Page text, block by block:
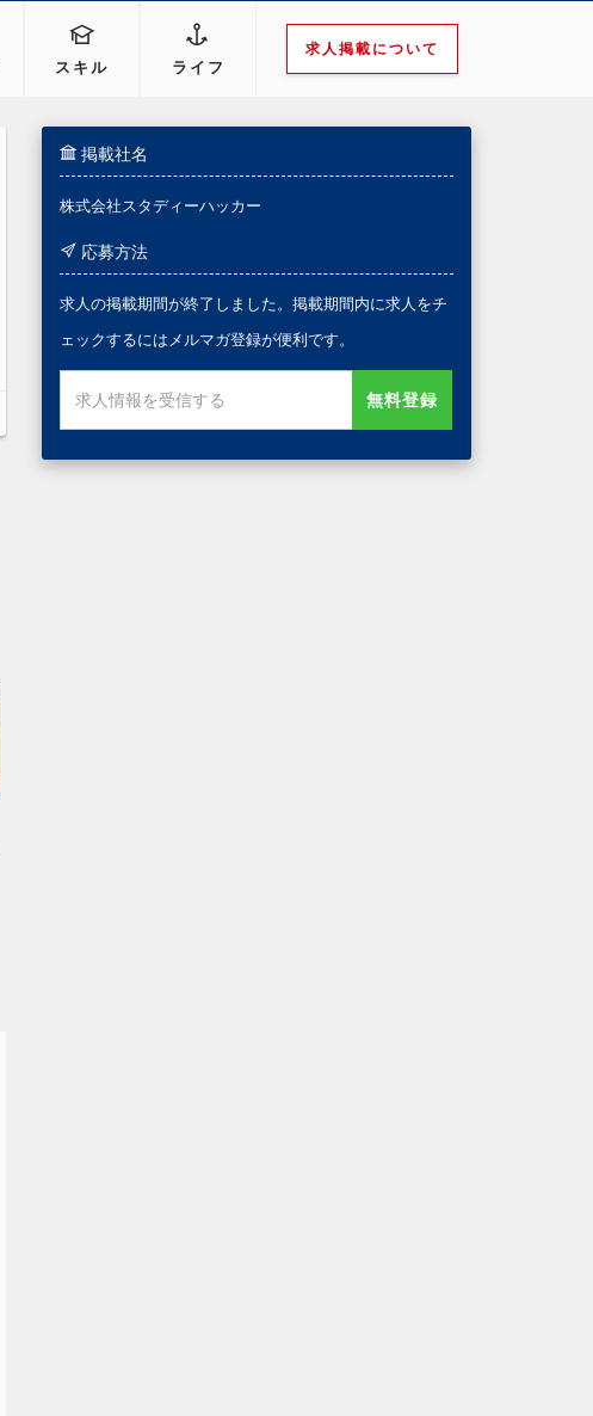
スキル ライフ
求人掲載について
掲載社名
株式会社スタディーハッカー
応募方法
求人の掲載期間が終了しました。掲載期間内に求人をチ
ェックするにはメルマガ登録が便利です。
無料登録